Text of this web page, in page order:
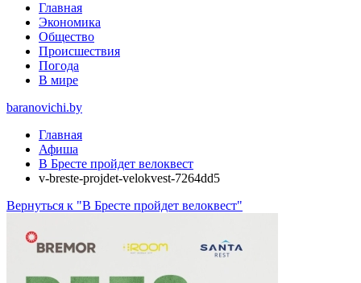
Главная
Экономика
Общество
Происшествия
Погода
В мире
baranovichi.by
Главная
Афиша
В Бресте пройдет велоквест
v-breste-projdet-velokvest-7264dd5
Вернуться к "В Бресте пройдет велоквест"